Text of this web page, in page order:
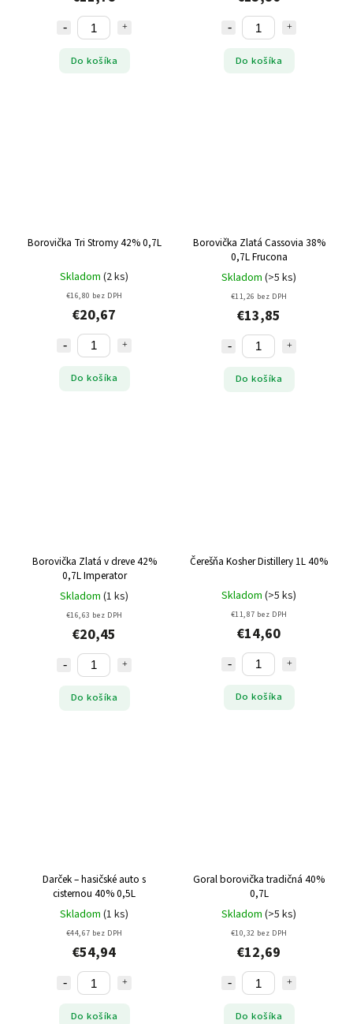
Do košíka Do košíka
Borovička Tri Stromy 42% 0,7L
Skladom (2 ks)
€16,80 bez DPH
€20,67
Do košíka
Borovička Zlatá Cassovia 38%
0,7L Frucona
Skladom (>5 ks)
€11,26 bez DPH
€13,85
Do košíka
Borovička Zlatá v dreve 42%
0,7L Imperator
Skladom (1 ks)
€16,63 bez DPH
€20,45
Do košíka
Čerešňa Kosher Distillery 1L 40%
Skladom (>5 ks)
€11,87 bez DPH
€14,60
Do košíka
Darček – hasičské auto s
cisternou 40% 0,5L
Skladom (1 ks)
€44,67 bez DPH
€54,94
Do košíka
Goral borovička tradičná 40%
0,7L
Skladom (>5 ks)
€10,32 bez DPH
€12,69
Do košíka